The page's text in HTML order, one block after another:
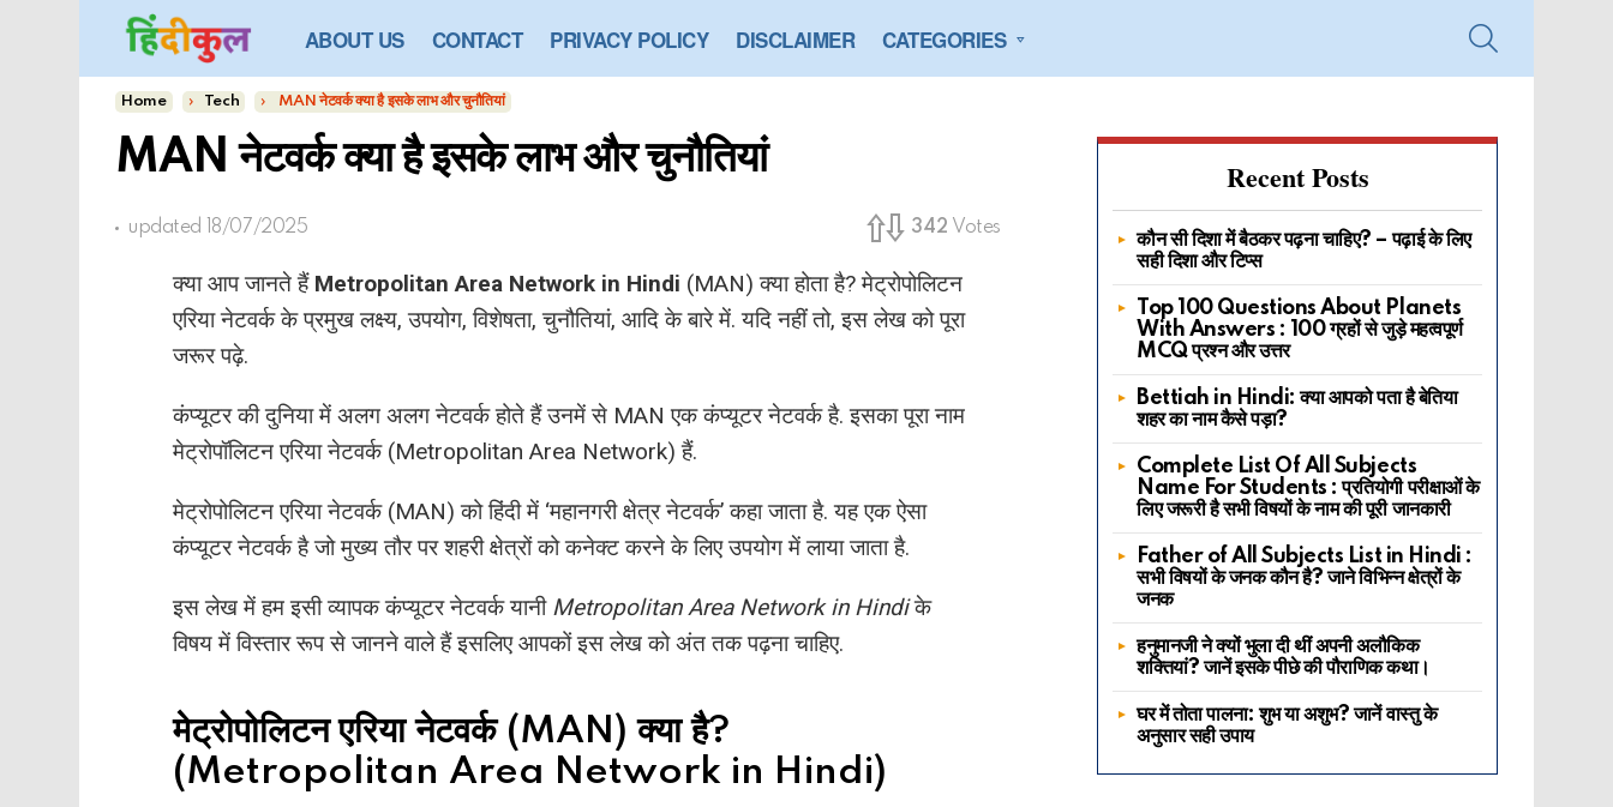
ABOUT US CONTACT PRIVACY POLICY DISCLAIMER CATEGORIES
You are here:
Home Tech MAN नेटवर्क क्या है इसके लाभ और चुनौतियां
MAN नेटवर्क क्या है इसके लाभ और चुनौतियां
updated 18/07/2025 342 Votes
क्या आप जानते हैं Metropolitan Area Network in Hindi (MAN) क्या होता है? मेट्रोपोलिटन
एरिया नेटवर्क के प्रमुख लक्ष्य, उपयोग, विशेषता, चुनौतियां, आदि के बारे में. यदि नहीं तो, इस लेख को पूरा
जरूर पढ़े.
कंप्यूटर की दुनिया में अलग अलग नेटवर्क होते हैं उनमें से MAN एक कंप्यूटर नेटवर्क है. इसका पूरा नाम
मेट्रोपॉलिटन एरिया नेटवर्क (Metropolitan Area Network) हैं.
मेट्रोपोलिटन एरिया नेटवर्क (MAN) को हिंदी में ‘महानगरी क्षेत्र नेटवर्क’ कहा जाता है. यह एक ऐसा
कंप्यूटर नेटवर्क है जो मुख्य तौर पर शहरी क्षेत्रों को कनेक्ट करने के लिए उपयोग में लाया जाता है.
इस लेख में हम इसी व्यापक कंप्यूटर नेटवर्क यानी Metropolitan Area Network in Hindiके
विषय में विस्तार रूप से जानने वाले हैं इसलिए आपकों इस लेख को अंत तक पढ़ना चाहिए.
मेट्रोपोलिटन एरिया नेटवर्क (MAN) क्या है?
(Metropolitan Area Network in Hindi)
Recent Posts
कौन सी दिशा में बैठकर पढ़ना चाहिए? – पढ़ाई के लिए
सही दिशा और टिप्स
Top 100 Questions About Planets
With Answers : 100 ग्रहों से जुड़े महत्वपूर्ण
MCQ प्रश्न और उत्तर
Bettiah in Hindi: क्या आपको पता है बेतिया
शहर का नाम कैसे पड़ा?
Complete List Of All Subjects
Name For Students : प्रतियोगी परीक्षाओं के
लिए जरूरी है सभी विषयों के नाम की पूरी जानकारी
Father of All Subjects List in Hindi :
सभी विषयों के जनक कौन है? जाने विभिन्न क्षेत्रों के
जनक
हनुमानजी ने क्यों भुला दी थीं अपनी अलौकिक
शक्तियां? जानें इसके पीछे की पौराणिक कथा।
घर में तोता पालना: शुभ या अशुभ? जानें वास्तु के
अनुसार सही उपाय